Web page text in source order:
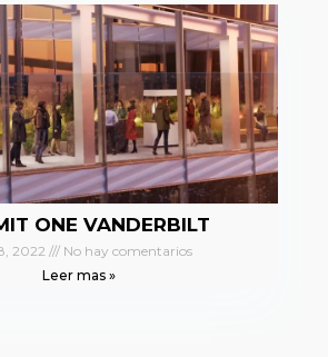
ONE VANDERBILT
2022
No hay comentarios
Leer mas »